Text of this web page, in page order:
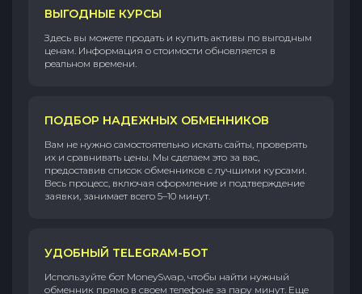
ВЫГОДНЫЕ КУРСЫ
Здесь вы можете продать и купить активы по выгодным
ценам. Информация о стоимости обновляется в
реальном времени.
ПОДБОР НАДЕЖНЫХ ОБМЕННИКОВ
Вам не нужно самостоятельно искать сайты, проверять
их и сравнивать цены. Мы сделаем это за вас,
предоставив список обменников с лучшими курсами.
Весь процесс, включая оформление и подтверждение
заявки, занимает всего 5–10 минут.
УДОБНЫЙ TELEGRAM-БОТ
Используйте бот MoneySwap, чтобы найти нужный
обменник прямо в своем телефоне за пару минут. Еще